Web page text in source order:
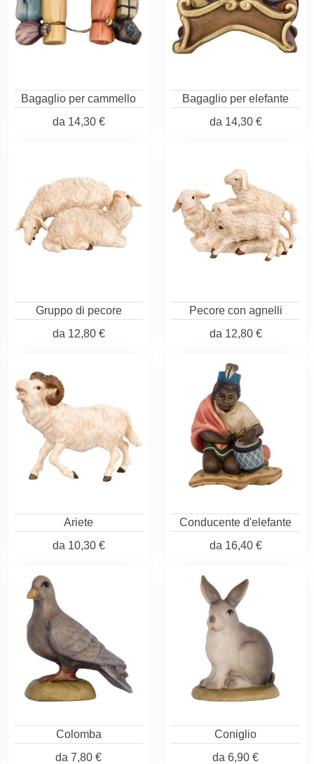
Bagaglio per cammello
da 14,30 €
Bagaglio per elefante
da 14,30 €
Gruppo di pecore
da 12,80 €
Pecore con agnelli
da 12,80 €
Ariete
da 10,30 €
Conducente d'elefante
da 16,40 €
Colomba
da 7,80 €
Coniglio
da 6,90 €